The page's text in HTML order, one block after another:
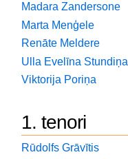
Madara Zandersone
Marta Menģele
Renāte Meldere
Ulla Evelīna Stundiņa
Viktorija Poriņa
1. tenori
Rūdolfs Grāvītis